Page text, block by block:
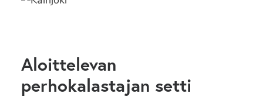
Aloittelevan
perhokalastajan setti